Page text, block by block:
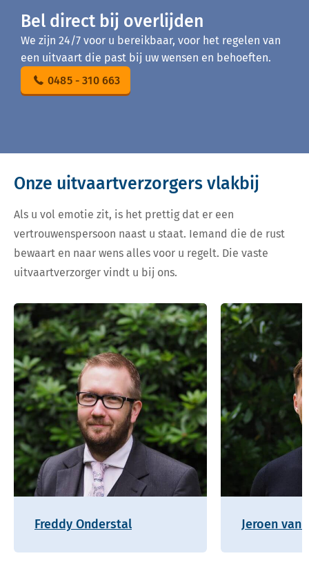
Bel direct bij overlijden
We zijn 24/7 voor u bereikbaar, voor het regelen van
een uitvaart die past bij uw wensen en behoeften.
0485 - 310 663
Onze uitvaartverzorgers vlakbij
Als u vol emotie zit, is het prettig dat er een
vertrouwenspersoon naast u staat. Iemand die de rust
bewaart en naar wens alles voor u regelt. Die vaste
uitvaartverzorger vindt u bij ons.
Freddy Onderstal Jeroen van